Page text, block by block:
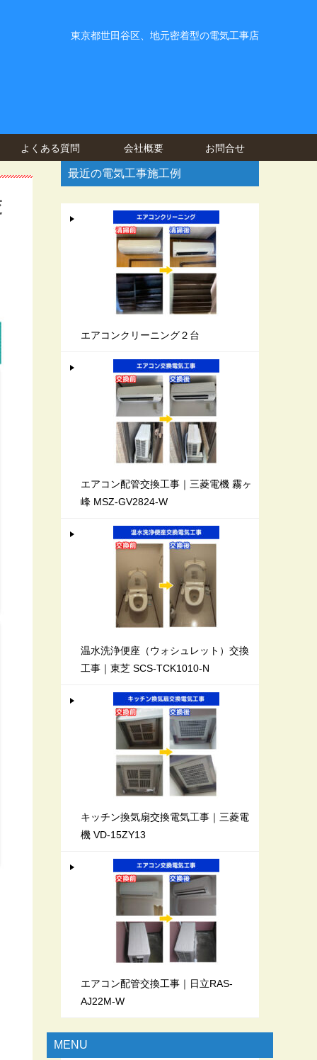
東京都世田谷区、地元密着型の電気工事店
よくある質問 会社概要 お問合せ
最近の電気工事施工例
エアコンクリーニング２台
エアコン配管交換工事｜三菱電機 霧ヶ
峰 MSZ-GV2824-W
温水洗浄便座（ウォシュレット）交換
工事｜東芝 SCS-TCK1010-N
キッチン換気扇交換電気工事｜三菱電
機 VD-15ZY13
エアコン配管交換工事｜日立RAS-
AJ22M-W
MENU